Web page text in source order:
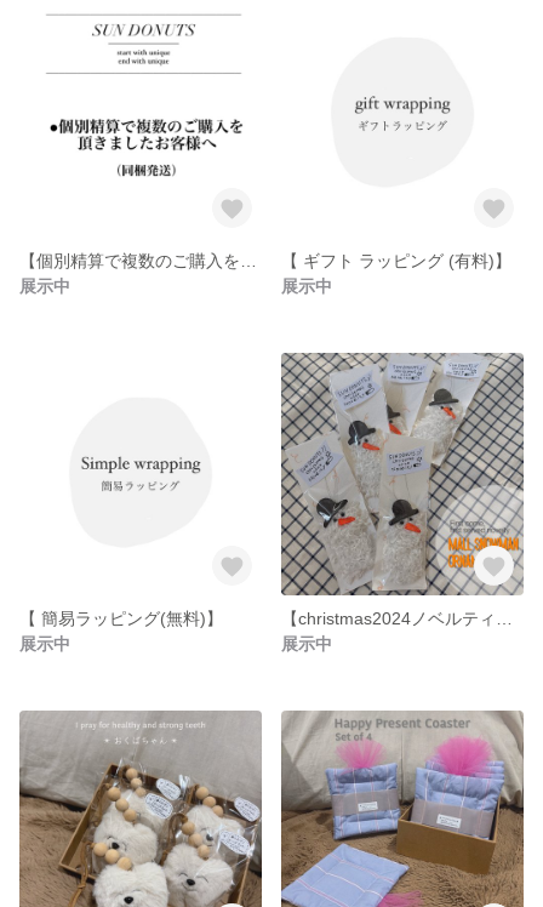
展示中
【 ギフト ラッピング (有料)】
展示中
【 簡易ラッピング(無料)】
展示中
展示中